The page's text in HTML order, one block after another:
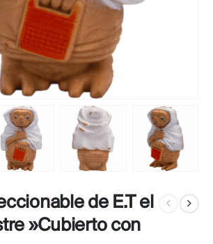
de E.T el
»Cubierto con